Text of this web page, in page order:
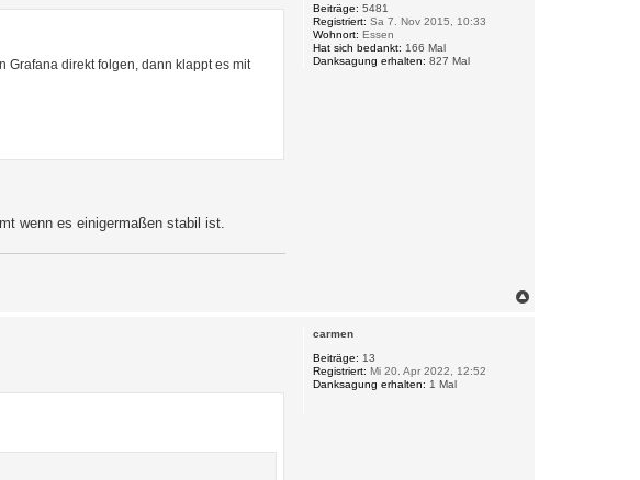
Beiträge: 5481
Registriert: Sa 7. Nov 2015, 10:33
Wohnort: Essen
Hat sich bedankt: 166 Mal
Danksagung erhalten: 827 Mal
Grafana direkt folgen, dann klappt es mit
wenn es einigermaßen stabil ist.
carmen
Beiträge: 13
Registriert: Mi 20. Apr 2022, 12:52
Danksagung erhalten: 1 Mal